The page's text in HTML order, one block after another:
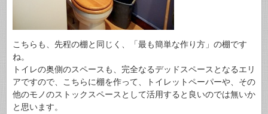
こちらも、先程の棚と同じく、「最も簡単な作り方」の棚です
ね。
トイレの奥側のスペースも、完全なるデッドスペースとなるエリ
アですので、こちらに棚を作って、トイレットペーパーや、その
他のモノのストックスペースとして活用すると良いのでは無いか
と思います。